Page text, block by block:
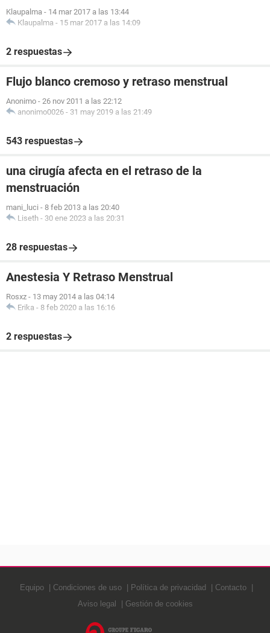
Klaupalma - 14 mar 2017 a las 13:44
Klaupalma - 15 mar 2017 a las 14:09
2 respuestas
Flujo blanco cremoso y retraso menstrual
Anonimo - 26 nov 2011 a las 22:12
anonimo0026 - 31 may 2019 a las 21:49
543 respuestas
una cirugía afecta en el retraso de la
menstruación
mani_luci - 8 feb 2013 a las 20:40
Liseth - 30 ene 2023 a las 20:31
28 respuestas
Anestesia Y Retraso Menstrual
Rosxz - 13 may 2014 a las 04:14
Erika - 8 feb 2020 a las 16:16
2 respuestas
Equipo Condiciones de uso Política de privacidad
Contacto
Aviso legal
Gestión de cookies